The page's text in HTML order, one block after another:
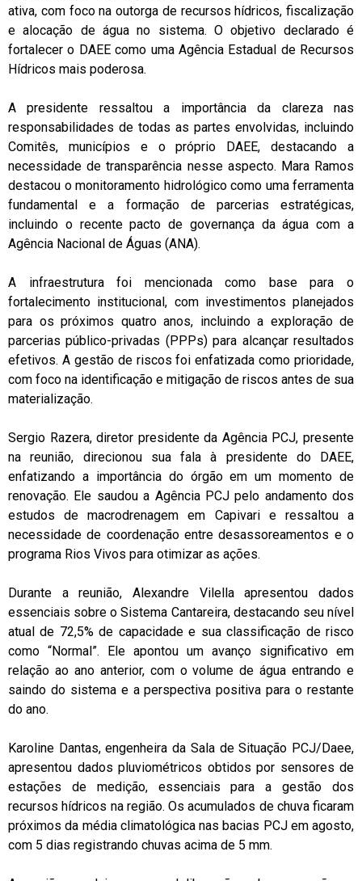
ativa, com foco na outorga de recursos hídricos, fiscalização
e alocação de água no sistema. O objetivo declarado é
fortalecer o DAEE como uma Agência Estadual de Recursos
Hídricos mais poderosa.
A presidente ressaltou a importância da clareza nas
responsabilidades de todas as partes envolvidas, incluindo
Comitês, municípios e o próprio DAEE, destacando a
necessidade de transparência nesse aspecto. Mara Ramos
destacou o monitoramento hidrológico como uma ferramenta
fundamental e a formação de parcerias estratégicas,
incluindo o recente pacto de governança da água com a
Agência Nacional de Águas (ANA).
A infraestrutura foi mencionada como base para o
fortalecimento institucional, com investimentos planejados
para os próximos quatro anos, incluindo a exploração de
parcerias público-privadas (PPPs) para alcançar resultados
efetivos. A gestão de riscos foi enfatizada como prioridade,
com foco na identificação e mitigação de riscos antes de sua
materialização.
Sergio Razera, diretor presidente da Agência PCJ, presente
na reunião, direcionou sua fala à presidente do DAEE,
enfatizando a importância do órgão em um momento de
renovação. Ele saudou a Agência PCJ pelo andamento dos
estudos de macrodrenagem em Capivari e ressaltou a
necessidade de coordenação entre desassoreamentos e o
programa Rios Vivos para otimizar as ações.
Durante a reunião, Alexandre Vilella apresentou dados
essenciais sobre o Sistema Cantareira, destacando seu nível
atual de 72,5% de capacidade e sua classificação de risco
como “Normal”. Ele apontou um avanço significativo em
relação ao ano anterior, com o volume de água entrando e
saindo do sistema e a perspectiva positiva para o restante
do ano.
Karoline Dantas, engenheira da Sala de Situação PCJ/Daee,
apresentou dados pluviométricos obtidos por sensores de
estações de medição, essenciais para a gestão dos
recursos hídricos na região. Os acumulados de chuva ficaram
próximos da média climatológica nas bacias PCJ em agosto,
com 5 dias registrando chuvas acima de 5 mm.